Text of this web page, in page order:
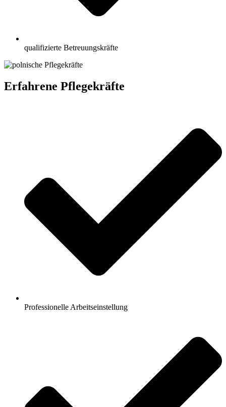
qualifizierte Betreuungskräfte
Erfahrene Pflegekräfte
Professionelle Arbeitseinstellung